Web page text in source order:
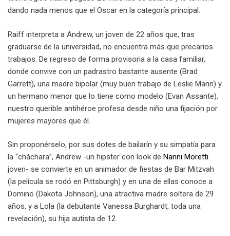
dando nada menos que el Oscar en la categoría principal.
Raiff interpreta a Andrew, un joven de 22 años que, tras
graduarse de la universidad, no encuentra más que precarios
trabajos. De regreso de forma provisoria a la casa familiar,
donde convive con un padrastro bastante ausente (Brad
Garrett), una madre bipolar (muy buen trabajo de Leslie Mann) y
un hermano menor que lo tiene como modelo (Evan Assante),
nuestro querible antihéroe profesa desde niño una fijación por
mujeres mayores que él.
Sin proponérselo, por sus dotes de bailarín y su simpatía para
la “cháchara”, Andrew -un hipster con look de Nanni Moretti
joven- se convierte en un animador de fiestas de Bar Mitzvah
(la película se rodó en Pittsburgh) y en una de ellas conoce a
Domino (Dakota Johnson), una atractiva madre soltera de 29
años, y a Lola (la debutante Vanessa Burghardt, toda una
revelación), su hija autista de 12.